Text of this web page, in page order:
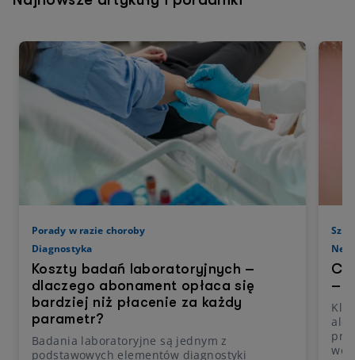
Porady w razie choroby
Diagnostyka
Koszty badań laboratoryjnych –
dlaczego abonament opłaca się
bardziej niż płacenie za każdy
parametr?
Badania laboratoryjne są jednym z
podstawowych elementów diagnostyki
–
ale